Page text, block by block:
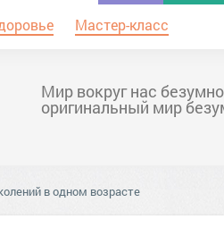
Мастер-класс
Мир вокруг нас
оригинальный мир
в одном возрасте